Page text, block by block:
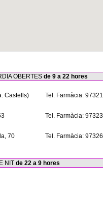
OBERTES de 9 a 22 hores
Castells)
Tel. Farmàcia:
Tel. Farmàcia:
70
Tel. Farmàcia:
NIT de 22 a 9 hores